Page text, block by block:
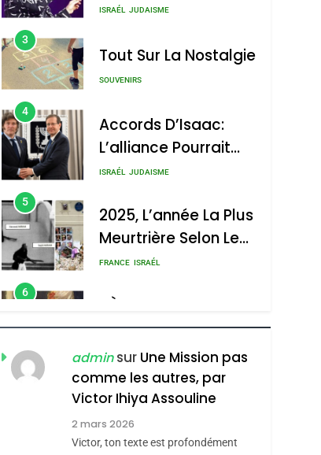
Nouvelle Chanson De
ISRAÉL JUDAISME
3
Tout Sur La Nostalgie
SOUVENIRS
4
Accords D’Isaac:
L’alliance Pourrait
S’étendre À 13 Pays
ISRAÉL JUDAISME
5
2025, L’année La Plus
Meurtrière Selon Le
Rapport D’ADL
FRANCE ISRAÉL
6
FIÈRE, DIGNE ET
RÉSILIENTE :
POURQUOI JE
REVENDIQUE MA
JUDAÏTE Par Thérèse
Zrihen-Dvir
ISRAÉL JUDAISME
CE QUI NOUS
MANQUE – Jacques
Hadida
JUDAISME
adminsur Une Mission pas
comme les autres, par
Victor Ihiya Assouline
2 mars 2026
Victor, ton texte est profondément